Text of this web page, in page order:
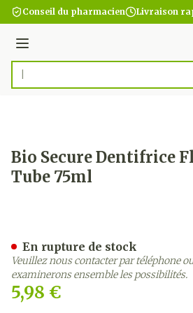
Aller au contenu
Conseil du pharmacien Livraison
Menu
Rechercher
Bio Secure Dentifrice
Tube 75ml
5,98 €
En rupture de stock
Veuillez nous contacter par téléphone
examinerons ensemble les possibilités.